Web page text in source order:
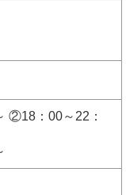
：00～22：